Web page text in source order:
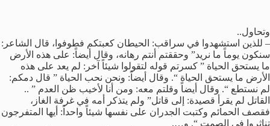
وتحاول..
– للذين استشهدوا في سراقب: الحيطان كعبتكم فطوفوا، قال الشاعر:
سنكون يوماً ما نريد” وحققتم أنتم رهانه، وقال أيضاً: على هذه الأرض
ما يستحق الحياة ” كسرتم قوله لتقولوا شيئاً آخر: لم يعد على هذه
الأرض ما يستحق الحياة “. وقال أيضاً: ونحن نحب الحياة ” قال دمكم:
لم نستطع “. وقال أيضاً وقلتم معه: ومن أنا لأخيب ظن العدم ” ..
القاتل لم يقرأ قصيدة: إلى قاتل” ولم يتذكر أمه في غرفة الغاز،
فقصف الحمائم وكتبت الجدران على نفسها شيئاً واحداً: أيها المتفرجون
تناثروا في الصمت “. و….